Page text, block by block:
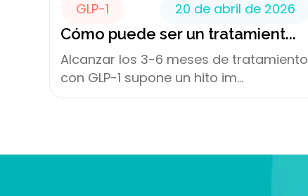
GLP-1 20 de abril de 2026
Cómo puede ser un tratamient...
Alcanzar los 3-6 meses de tratamiento
con GLP-1 supone un hito im...